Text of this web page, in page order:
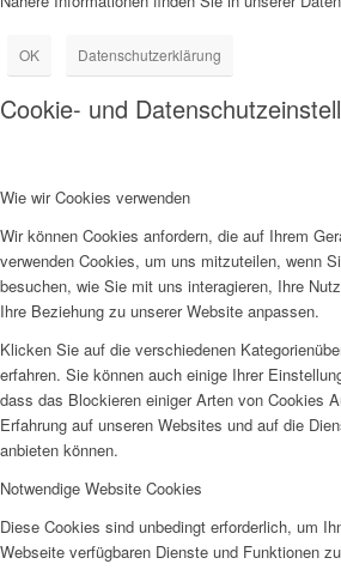
OK Datenschutzerklärung
Cookie- und
Wie wir Cookies verwenden
Wir können Cookies anfordern, die auf Ihrem
verwenden Cookies, um uns mitzuteilen, wenn
besuchen, wie Sie mit uns interagieren, Ihre
Ihre Beziehung zu unserer Website anpassen.
Klicken Sie auf die verschiedenen
erfahren. Sie können auch einige Ihrer
dass das Blockieren einiger Arten von Cookies
Erfahrung auf unseren Websites und auf die
anbieten können.
Notwendige Website Cookies
Diese Cookies sind unbedingt erforderlich, um
Webseite verfügbaren Dienste und Funktionen